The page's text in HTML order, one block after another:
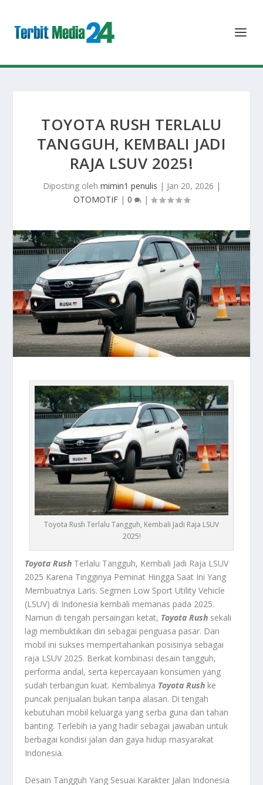
TOYOTA RUSH TERLALU
TANGGUH, KEMBALI JADI
RAJA LSUV 2025!
Diposting oleh mimin1 penulis | Jan 20, 2026 |
OTOMOTIF | 0 |
Toyota Rush Terlalu Tangguh, Kembali Jadi Raja LSUV
2025!
Toyota Rush Terlalu Tangguh, Kembali Jadi Raja LSUV
2025 Karena Tingginya Peminat Hingga Saat Ini Yang
Membuatnya Laris. Segmen Low Sport Utility Vehicle
(LSUV) di Indonesia kembali memanas pada 2025.
Namun di tengah persaingan ketat, Toyota Rush sekali
lagi membuktikan diri sebagai penguasa pasar. Dan
mobil ini sukses mempertahankan posisinya sebagai
raja LSUV 2025. Berkat kombinasi desain tangguh,
performa andal, serta kepercayaan konsumen yang
sudah terbangun kuat. Kembalinya Toyota Rush ke
puncak penjualan bukan tanpa alasan. Di tengah
kebutuhan mobil keluarga yang serba guna dan tahan
banting. Terlebih ia yang hadir sebagai jawaban untuk
berbagai kondisi jalan dan gaya hidup masyarakat
Indonesia.
Desain Tangguh Yang Sesuai Karakter Jalan Indonesia